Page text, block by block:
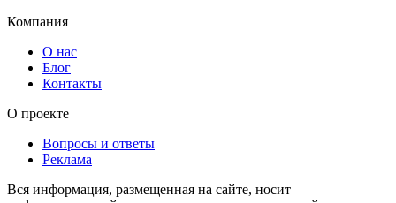
Компания
О нас
Блог
Контакты
О проекте
Вопросы и ответы
Реклама
Вся информация, размещенная на сайте, носит